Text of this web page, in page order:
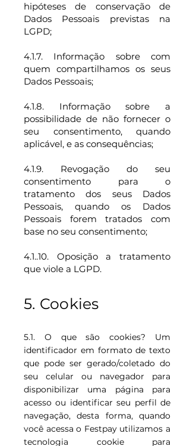
hipóteses de conservação de
Dados Pessoais previstas na
LGPD;
4.1.7. Informação sobre com
quem compartilhamos os seus
Dados Pessoais;
4.1.8. Informação sobre a
possibilidade de não fornecer o
seu consentimento, quando
aplicável, e as consequências;
4.1.9. Revogação do seu
consentimento para o
tratamento dos seus Dados
Pessoais, quando os Dados
Pessoais forem tratados com
base no seu consentimento;
4.1..10. Oposição a tratamento
que viole a LGPD.
5. Cookies
5.1. O que são cookies? Um
identificador em formato de texto
que pode ser gerado/coletado do
seu celular ou navegador para
disponibilizar uma página para
acesso ou identificar seu perfil de
navegação, desta forma, quando
você acessa o Festpay utilizamos a
tecnologia cookie para